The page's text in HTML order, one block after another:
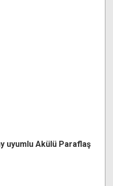
uyumlu Akülü Paraflaş